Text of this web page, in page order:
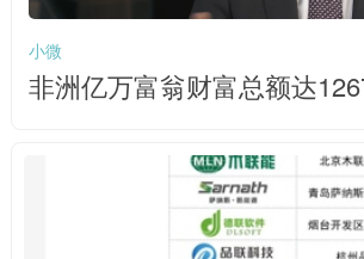
小微
非洲亿万富翁财富总额达